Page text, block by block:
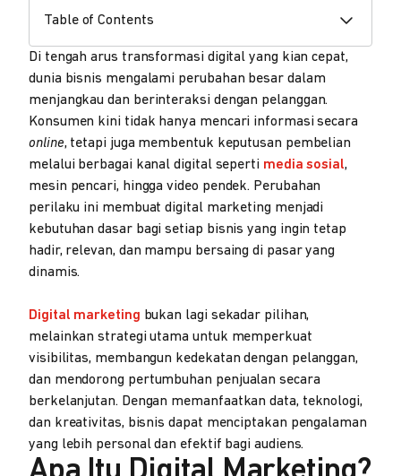
Table of Contents
Di tengah arus transformasi digital yang kian cepat,
dunia bisnis mengalami perubahan besar dalam
menjangkau dan berinteraksi dengan pelanggan.
Konsumen kini tidak hanya mencari informasi secara
online, tetapi juga membentuk keputusan pembelian
melalui berbagai kanal digital seperti media sosial,
mesin pencari, hingga video pendek. Perubahan
perilaku ini membuat digital marketing menjadi
kebutuhan dasar bagi setiap bisnis yang ingin tetap
hadir, relevan, dan mampu bersaing di pasar yang
dinamis.
Digital marketing bukan lagi sekadar pilihan,
melainkan strategi utama untuk memperkuat
visibilitas, membangun kedekatan dengan pelanggan,
dan mendorong pertumbuhan penjualan secara
berkelanjutan. Dengan memanfaatkan data, teknologi,
dan kreativitas, bisnis dapat menciptakan pengalaman
yang lebih personal dan efektif bagi audiens.